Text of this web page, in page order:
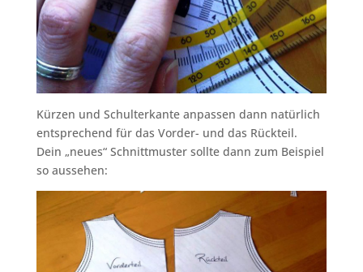
Kürzen und Schulterkante anpassen dann natürlich
entsprechend für das Vorder- und das Rückteil.
Dein „neues“ Schnittmuster sollte dann zum Beispiel
so aussehen: